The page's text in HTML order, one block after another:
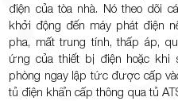
điện của tòa nhà. Nó theo dõi
khởi động đến máy phát điện
pha, mất trung tính, thấp áp,
ứng của thiết bị điện hoặc
phòng ngay lập tức được cấp
tủ điện khẩn cấp thông qua tủ